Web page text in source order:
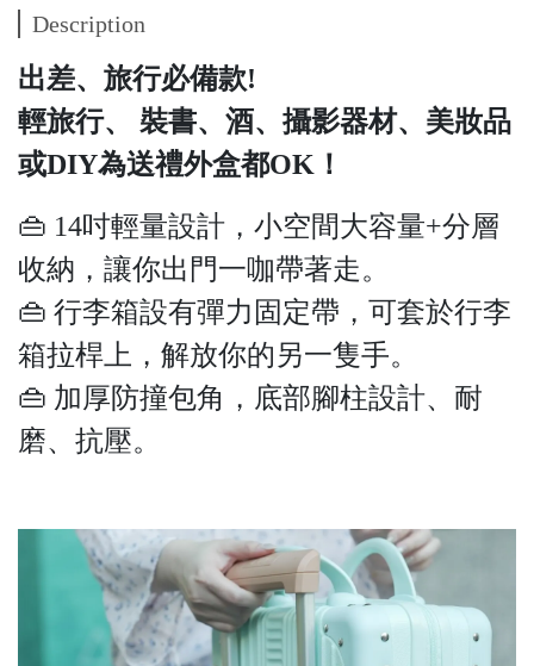
Description
出差、旅行必備款!
輕旅行、 裝書、酒、攝影器材、美妝品
或DIY為送禮外盒都OK！
👜 14吋輕量設計，小空間大容量+分層
收納，讓你出門一咖帶著走。
👜 行李箱設有彈力固定帶，可套於行李
箱拉桿上，解放你的另一隻手。
👜 加厚防撞包角，底部腳柱設計、耐
磨、抗壓。